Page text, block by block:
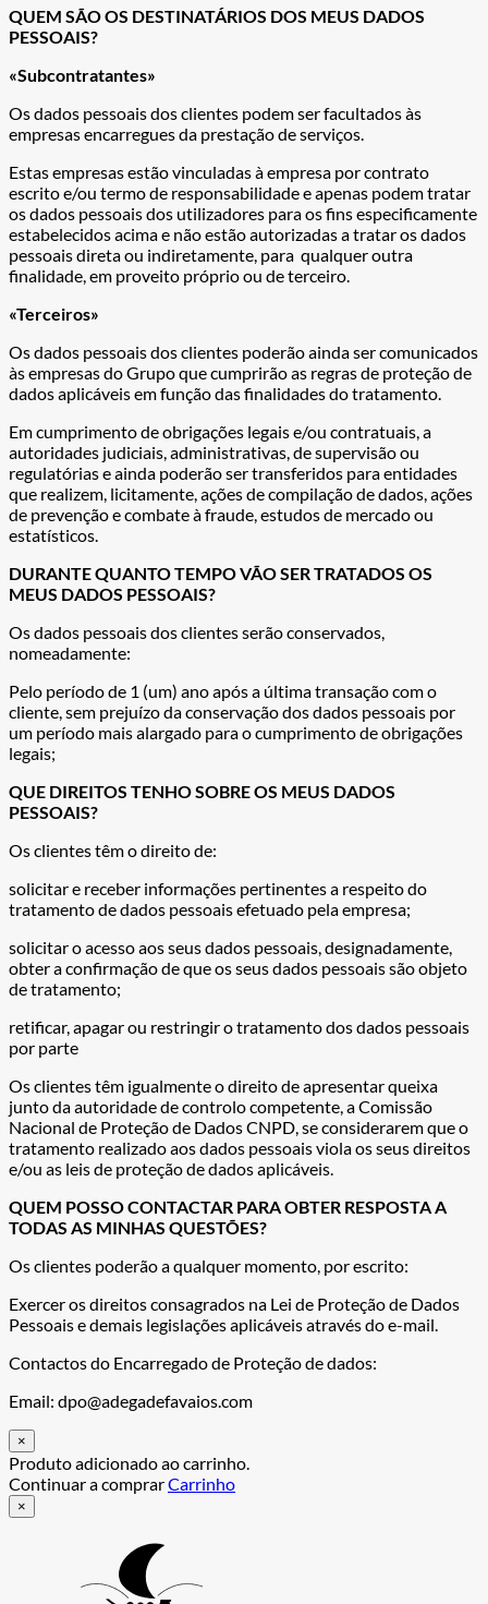
QUEM SÃO OS DESTINATÁRIOS DOS MEUS DADOS
PESSOAIS?
«Subcontratantes»
Os dados pessoais dos clientes podem ser facultados às
empresas encarregues da prestação de serviços.
Estas empresas estão vinculadas à empresa por contrato
escrito e/ou termo de responsabilidade e apenas podem tratar
os dados pessoais dos utilizadores para os fins especificamente
estabelecidos acima e não estão autorizadas a tratar os dados
pessoais direta ou indiretamente, para qualquer outra
finalidade, em proveito próprio ou de terceiro.
«Terceiros»
Os dados pessoais dos clientes poderão ainda ser comunicados
às empresas do Grupo que cumprirão as regras de proteção de
dados aplicáveis em função das finalidades do tratamento.
Em cumprimento de obrigações legais e/ou contratuais, a
autoridades judiciais, administrativas, de supervisão ou
regulatórias e ainda poderão ser transferidos para entidades
que realizem, licitamente, ações de compilação de dados, ações
de prevenção e combate à fraude, estudos de mercado ou
estatísticos.
DURANTE QUANTO TEMPO VÃO SER TRATADOS OS
MEUS DADOS PESSOAIS?
Os dados pessoais dos clientes serão conservados,
nomeadamente:
Pelo período de 1 (um) ano após a última transação com o
cliente, sem prejuízo da conservação dos dados pessoais por
um período mais alargado para o cumprimento de obrigações
legais;
QUE DIREITOS TENHO SOBRE OS MEUS DADOS
PESSOAIS?
Os clientes têm o direito de:
solicitar e receber informações pertinentes a respeito do
tratamento de dados pessoais efetuado pela empresa;
solicitar o acesso aos seus dados pessoais, designadamente,
obter a confirmação de que os seus dados pessoais são objeto
de tratamento;
retificar, apagar ou restringir o tratamento dos dados pessoais
por parte
Os clientes têm igualmente o direito de apresentar queixa
junto da autoridade de controlo competente, a Comissão
Nacional de Proteção de Dados CNPD, se considerarem que o
tratamento realizado aos dados pessoais viola os seus direitos
e/ou as leis de proteção de dados aplicáveis.
QUEM POSSO CONTACTAR PARA OBTER RESPOSTA A
TODAS AS MINHAS QUESTÕES?
Os clientes poderão a qualquer momento, por escrito:
Exercer os direitos consagrados na Lei de Proteção de Dados
Pessoais e demais legislações aplicáveis através do e-mail.
Contactos do Encarregado de Proteção de dados:
Email: dpo@adegadefavaios.com
×
Produto adicionado ao carrinho.
Continuar a comprarCarrinho
×